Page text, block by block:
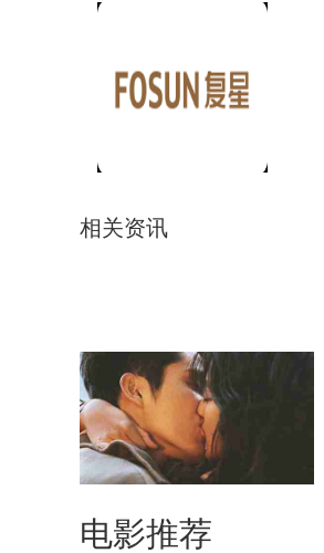
相关资讯
电影推荐